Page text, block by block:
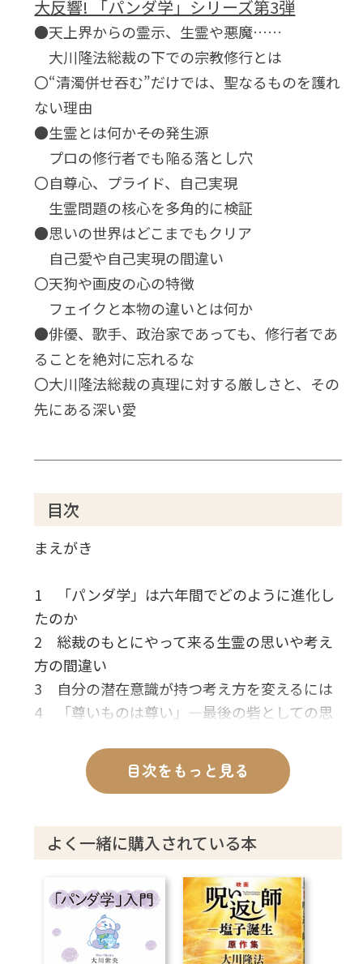
大反響! 「パンダ学」シリーズ第3弾
●天上界からの霊示、生霊や悪魔……
大川隆法総裁の下での宗教修行とは
〇“清濁併せ吞む”だけでは、聖なるものを護れ
ない理由
●生霊とは何か――その発生源
プロの修行者でも陥る落とし穴
〇自尊心、プライド、自己実現
生霊問題の核心を多角的に検証
●思いの世界はどこまでもクリア
自己愛や自己実現の間違い
〇天狗や画皮の心の特徴
フェイクと本物の違いとは何か
●俳優、歌手、政治家であっても、修行者であ
ることを絶対に忘れるな
〇大川隆法総裁の真理に対する厳しさと、その
先にある深い愛
目次
まえがき
1 「パンダ学」は六年間でどのように進化し
たのか
2 総裁のもとにやって来る生霊の思いや考え
方の間違い
3 自分の潜在意識が持つ考え方を変えるには
4 「尊いものは尊い」―最後の砦としての思
5 “浅い世界”に生きる現代の若者への危惧
6 毎日、実感している霊的世界の実在
こと
8 生霊に多い「天狗」の特徴とは
9 “金メッキ”ではなく、「本物」を目指すた
めに
10 神様と共に生きる時代に問われる修行態度
目次をもっと見る
よく一緒に購入されている本